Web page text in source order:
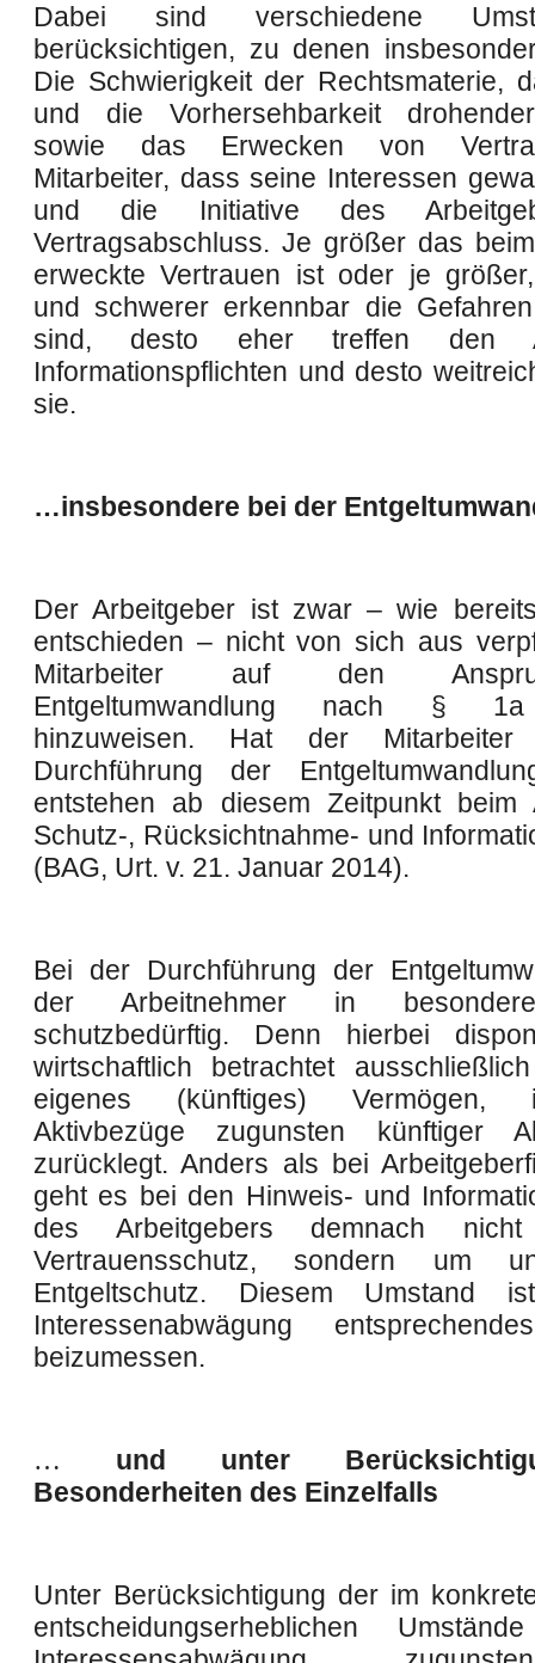
Dabei sind verschiedene
berücksichtigen, zu denen
Die Schwierigkeit der Rechtsmaterie,
und die Vorhersehbarkeit
sowie das Erwecken von
Mitarbeiter, dass seine Interessen
und die Initiative des
Vertragsabschluss. Je größer das
erweckte Vertrauen ist oder je
und schwerer erkennbar die
sind, desto eher treffen den
Informationspflichten und desto
sie.
…insbesondere bei der
Der Arbeitgeber ist zwar – wie
entschieden – nicht von sich aus
Mitarbeiter auf den
Entgeltumwandlung nach § 1a
hinzuweisen. Hat der
Durchführung der
entstehen ab diesem Zeitpunkt beim
Schutz-, Rücksichtnahme- und
(BAG, Urt. v. 21. Januar 2014).
Bei der Durchführung der
der Arbeitnehmer in
schutzbedürftig. Denn hierbei
wirtschaftlich betrachtet
eigenes (künftiges) Vermögen,
Aktivbezüge zugunsten künftiger
zurücklegt. Anders als bei
geht es bei den Hinweis- und
des Arbeitgebers demnach
Vertrauensschutz, sondern um
Entgeltschutz. Diesem Umstand
Interessenabwägung
beizumessen.
… und unter
Besonderheiten des Einzelfalls
Unter Berücksichtigung der im
entscheidungserheblichen